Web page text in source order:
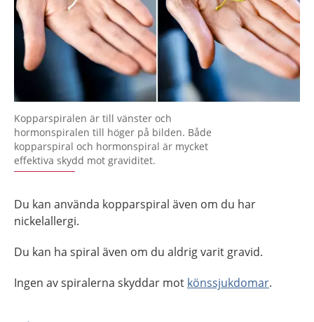
Kopparspiralen är till vänster och
hormonspiralen till höger på bilden. Både
kopparspiral och hormonspiral är mycket
effektiva skydd mot graviditet.
Du kan använda kopparspiral även om du har
nickelallergi.
Du kan ha spiral även om du aldrig varit gravid.
Ingen av spiralerna skyddar mot könssjukdomar.